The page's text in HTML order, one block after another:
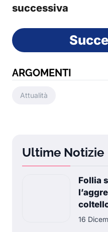
successiva
ARGOMENTI
Attualità
Ultime Notizie
Follia
16